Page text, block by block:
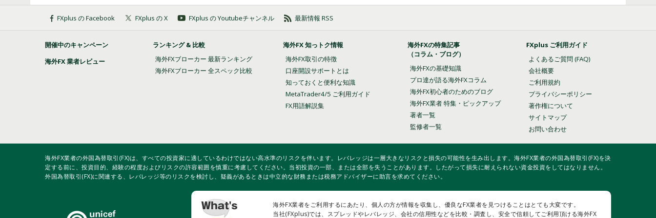
成行決済注文の仕方
新規注文画面からの成行注文の仕方
新規注文画面からの指値・逆指値注文とストップリミット注文の仕方
板注文画面を表示・設定する方法
決済指値（T/P）・決済逆指値（S/L）を設定・変更する方法
チャートの縦軸目盛りと目盛り幅を設定する方法
チャートの自動スクロールを切り替える方法
チャートの表示項目を設定する方法
チャートを整列する方法
チャート画像を保存する方法
操作履歴（ログ）を確認・取得する方法
証拠金情報を確認する方法
エキスパートアドバイザ（EA）をインストールする方法
エキスパートアドバイザ（EA）をバックテストする方法
エキスパートアドバイザ（EA）を作成する方法
カスタムインディケータをインストールする方法
ギャンを表示・設定する方法
ヒストリカルデータをダウンロードする方法
カスタム銘柄を作成する方法
タスクマネージャーの表示方法
FXplus の Facebook FXplus の X FXplus の Youtubeチャンネル 最新情報 RSS
開催中のキャンペーン
海外FX 業者レビュー
ランキング & 比較
海外FXブローカー 最新ランキング
海外FXブローカー 全スペック比較
海外FX 知っトク情報
海外FX取引の特徴
口座開設サポートとは
知っておくと便利な知識
MetaTrader4/5 ご利用ガイド
FX用語解説集
海外FXの特集記事
（コラム・ブログ）
海外FXの基礎知識
プロ達が語る海外FXコラム
海外FX初心者のためのブログ
海外FX業者 特集・ピックアップ
著者一覧
監修者一覧
FXplus ご利用ガイド
よくあるご質問 (FAQ)
会社概要
ご利用規約
プライバシーポリシー
著作権について
サイトマップ
お問い合わせ
海外FX業者の外国為替取引(FX)は、すべての投資家に適しているわけではない高水準のリスクを伴います。レバレッジは一層大きなリスクと損失の可能性を生み出します。海外FX業者の外国為替取引(FX)を決
定する前に、投資目的、経験の程度およびリスクの許容範囲を慎重に考慮してください。当初投資の一部、または全部を失うことがあります。したがって損失に耐えられない資金投資をしてはなりません。
外国為替取引(FX)に関連する、レバレッジ等のリスクを検討し、疑義があるときは中立的な財務または税務アドバイザーに助言を求めてください。
海外FX業者をご利用するにあたり、個人の方が情報を収集し、優良なFX業者を見つけることはとても大変です。
当社(FXplus)では、スプレッドやレバレッジ、会社の信用性などを比較・調査し、安全で信頼してご利用頂ける海外FX